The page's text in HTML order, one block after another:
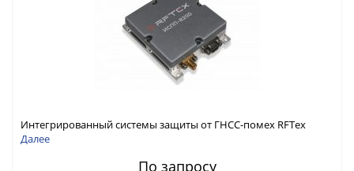
Интегрированный системы защиты от ГНСС-помех RFТех
ИСПП 8200
Далее
По запросу